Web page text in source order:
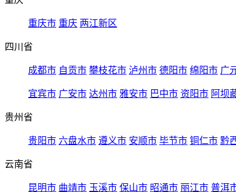
重庆市 重庆 两江新区
四川省
成都市 自贡市 攀枝花市 泸州市 德阳市 绵阳市 广
宜宾市 广安市 达州市 雅安市 巴中市 资阳市 阿坝
贵州省
贵阳市 六盘水市 遵义市 安顺市 毕节市 铜仁市 黔
云南省
昆明市 曲靖市 玉溪市 保山市 昭通市 丽江市 普洱